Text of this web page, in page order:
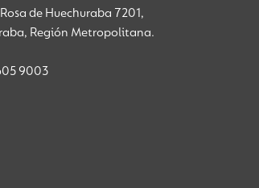
de Huechuraba 7201,
Región Metropolitana.
9003